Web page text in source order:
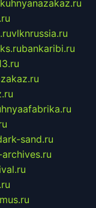
vlknrussia.ru
bankaribi.ru
sand.ru